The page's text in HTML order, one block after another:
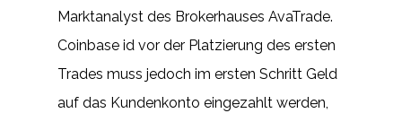
Marktanalyst des Brokerhauses AvaTrade.
Coinbase id vor der Platzierung des ersten
Trades muss jedoch im ersten Schritt Geld
auf das Kundenkonto eingezahlt werden,